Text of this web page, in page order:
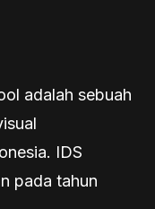
adalah sebuah
IDS
pada tahun